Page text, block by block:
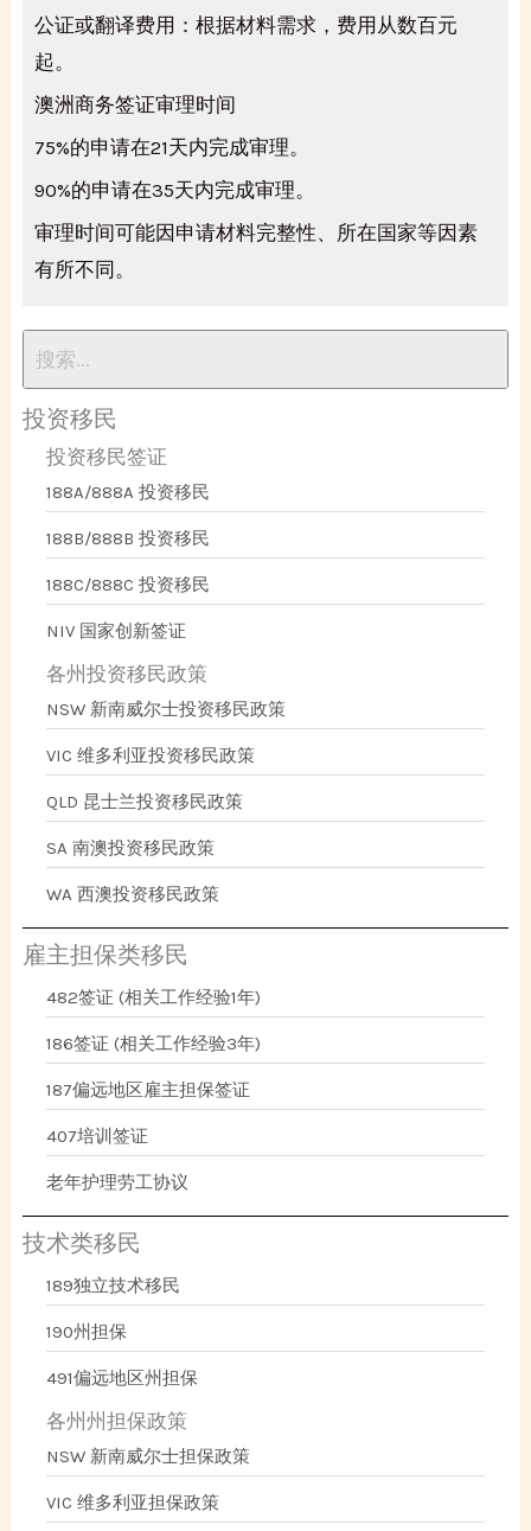
公证或翻译费用：根据材料需求，费用从数百元
起。
澳洲商务签证审理时间
75%的申请在21天内完成审理。
90%的申请在35天内完成审理。
审理时间可能因申请材料完整性、所在国家等因素
有所不同。
投资移民
投资移民签证
188A/888A 投资移民
188B/888B 投资移民
188C/888C 投资移民
NIV 国家创新签证
各州投资移民政策
NSW 新南威尔士投资移民政策
VIC 维多利亚投资移民政策
QLD 昆士兰投资移民政策
SA 南澳投资移民政策
WA 西澳投资移民政策
雇主担保类移民
482签证 (相关工作经验1年)
186签证 (相关工作经验3年)
187偏远地区雇主担保签证
407培训签证
老年护理劳工协议
技术类移民
189独立技术移民
190州担保
491偏远地区州担保
各州州担保政策
NSW 新南威尔士担保政策
VIC 维多利亚担保政策